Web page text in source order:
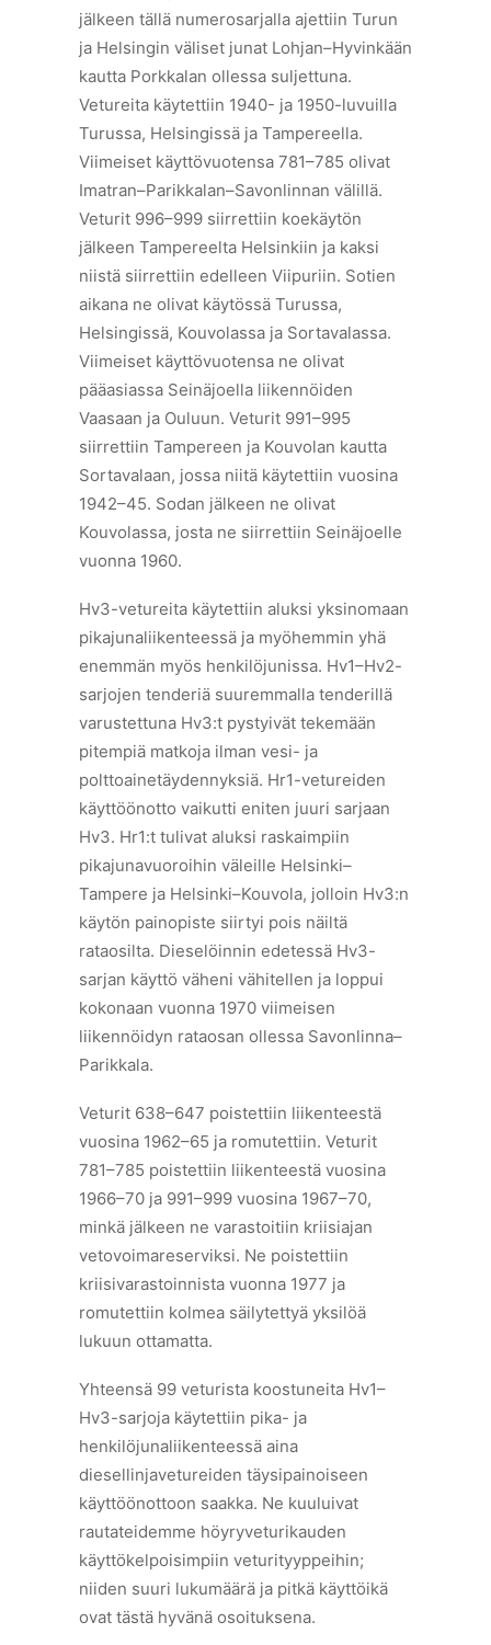
jälkeen tällä numerosarjalla ajettiin Turun
ja Helsingin väliset junat Lohjan–Hyvinkään
kautta Porkkalan ollessa suljettuna.
Vetureita käytettiin 1940- ja 1950-luvuilla
Turussa, Helsingissä ja Tampereella.
Viimeiset käyttövuotensa 781–785 olivat
Imatran–Parikkalan–Savonlinnan välillä.
Veturit 996–999 siirrettiin koekäytön
jälkeen Tampereelta Helsinkiin ja kaksi
niistä siirrettiin edelleen Viipuriin. Sotien
aikana ne olivat käytössä Turussa,
Helsingissä, Kouvolassa ja Sortavalassa.
Viimeiset käyttövuotensa ne olivat
pääasiassa Seinäjoella liikennöiden
Vaasaan ja Ouluun. Veturit 991–995
siirrettiin Tampereen ja Kouvolan kautta
Sortavalaan, jossa niitä käytettiin vuosina
1942–45. Sodan jälkeen ne olivat
Kouvolassa, josta ne siirrettiin Seinäjoelle
vuonna 1960.
Hv3-vetureita käytettiin aluksi yksinomaan
pikajunaliikenteessä ja myöhemmin yhä
enemmän myös henkilöjunissa. Hv1–Hv2-
sarjojen tenderiä suuremmalla tenderillä
varustettuna Hv3:t pystyivät tekemään
pitempiä matkoja ilman vesi- ja
polttoainetäydennyksiä. Hr1-vetureiden
käyttöönotto vaikutti eniten juuri sarjaan
Hv3. Hr1:t tulivat aluksi raskaimpiin
pikajunavuoroihin väleille Helsinki–
Tampere ja Helsinki–Kouvola, jolloin Hv3:n
käytön painopiste siirtyi pois näiltä
rataosilta. Dieselöinnin edetessä Hv3-
sarjan käyttö väheni vähitellen ja loppui
kokonaan vuonna 1970 viimeisen
liikennöidyn rataosan ollessa Savonlinna–
Parikkala.
Veturit 638–647 poistettiin liikenteestä
vuosina 1962–65 ja romutettiin. Veturit
781–785 poistettiin liikenteestä vuosina
1966–70 ja 991–999 vuosina 1967–70,
minkä jälkeen ne varastoitiin kriisiajan
vetovoimareserviksi. Ne poistettiin
kriisivarastoinnista vuonna 1977 ja
romutettiin kolmea säilytettyä yksilöä
lukuun ottamatta.
Yhteensä 99 veturista koostuneita Hv1–
Hv3-sarjoja käytettiin pika- ja
henkilöjunaliikenteessä aina
diesellinjavetureiden täysipainoiseen
käyttöönottoon saakka. Ne kuuluivat
rautateidemme höyryveturikauden
käyttökelpoisimpiin veturityyppeihin;
niiden suuri lukumäärä ja pitkä käyttöikä
ovat tästä hyvänä osoituksena.